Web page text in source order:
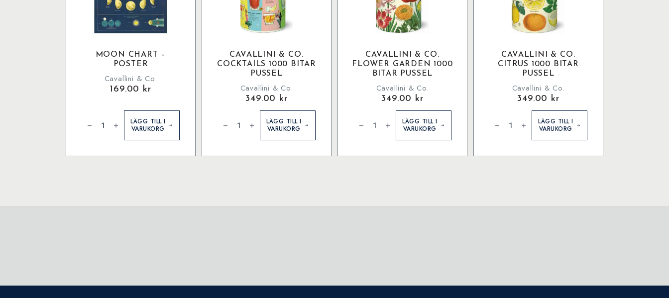
MOON CHART –
POSTER
Cavallini & Co.
169.00 kr
LÄGG TILL I
VARUKORG
CAVALLINI & CO.
COCKTAILS 1000 BITAR
PUSSEL
Cavallini & Co.
349.00 kr
Co.
pussel
LÄGG TILL I
VARUKORG
CAVALLINI & CO.
FLOWER GARDEN 1000
BITAR PUSSEL
Cavallini & Co.
349.00 kr
Co.
bitar
LÄGG TILL I
VARUKORG
CAVALLINI & CO.
CITRUS 1000 BITAR
PUSSEL
Cavallini & Co.
349.00 kr
Co.
pussel
LÄGG TILL I
VARUKORG